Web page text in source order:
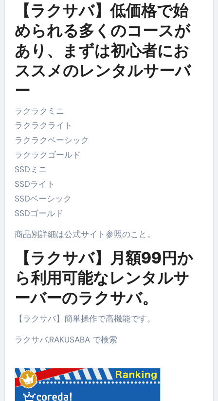
【ラクサバ】低価格で始
められる多くのコースが
あり、まずは初心者にお
ススメのレンタルサーバ
ー
ラクラクミニ
ラクラクライト
ラクラクベーシック
ラクラクゴールド
SSDミニ
SSDライト
SSDベーシック
SSDゴールド
商品別詳細は公式サイト参照のこと。
【ラクサバ】月額99円か
ら利用可能なレンタルサ
ーバーのラクサバ。
【ラクサバ】簡単操作で高機能です。
ラクサバ,RAKUSABA で検索